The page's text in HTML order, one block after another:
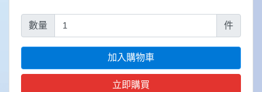
數量 件
加入購物車
立即購買